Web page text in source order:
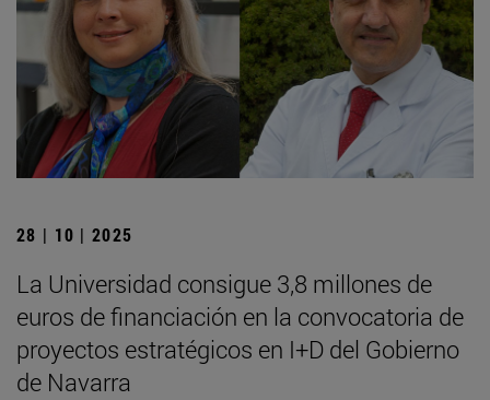
28 | 10 | 2025
La Universidad consigue 3,8 millones de
euros de financiación en la convocatoria de
proyectos estratégicos en I+D del Gobierno
de Navarra